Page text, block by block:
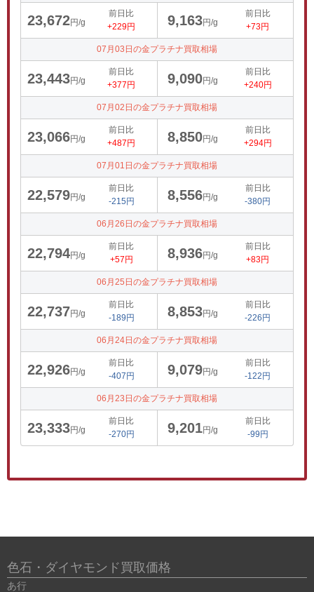
23,672円/g
前日比
+229円
9,163円/g
前日比
+73円
07月03日の金プラチナ買取相場
23,443円/g
前日比
+377円
9,090円/g
前日比
+240円
07月02日の金プラチナ買取相場
23,066円/g
前日比
+487円
8,850円/g
前日比
+294円
07月01日の金プラチナ買取相場
22,579円/g
前日比
-215円
8,556円/g
前日比
-380円
06月26日の金プラチナ買取相場
22,794円/g
前日比
+57円
8,936円/g
前日比
+83円
06月25日の金プラチナ買取相場
22,737円/g
前日比
-189円
8,853円/g
前日比
-226円
06月24日の金プラチナ買取相場
22,926円/g
前日比
-407円
9,079円/g
前日比
-122円
06月23日の金プラチナ買取相場
23,333円/g
前日比
-270円
9,201円/g
前日比
-99円
色石・ダイヤモンド買取価格
あ行